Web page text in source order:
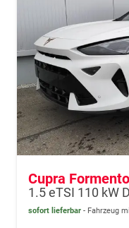
Cupra
1.5 eTSI 110 kW
sofort lieferbar Fahrzeug